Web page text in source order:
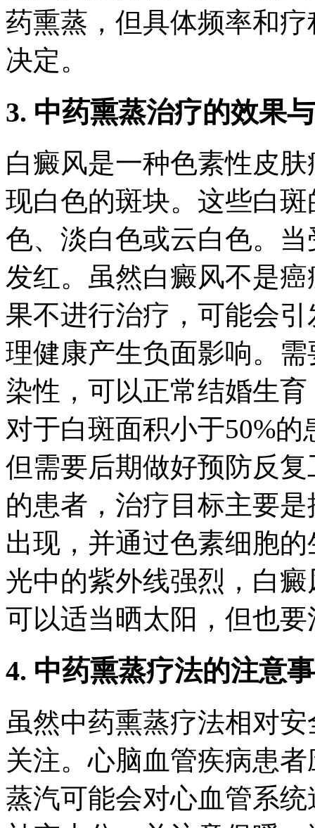
药熏蒸，但具体频率和
决定。
3. 中药熏蒸治疗的效果
白癜风是一种色素性皮
现白色的斑块。这些白
色、淡白色或云白色。
发红。虽然白癜风不是
果不进行治疗，可能会
理健康产生负面影响。
染性，可以正常结婚生
对于白斑面积小于50%
但需要后期做好预防反
的患者，治疗目标主要
出现，并通过色素细胞
光中的紫外线强烈，白
可以适当晒太阳，但也
4. 中药熏蒸疗法的注意
虽然中药熏蒸疗法相对
关注。心脑血管疾病患
蒸汽可能会对心血管系